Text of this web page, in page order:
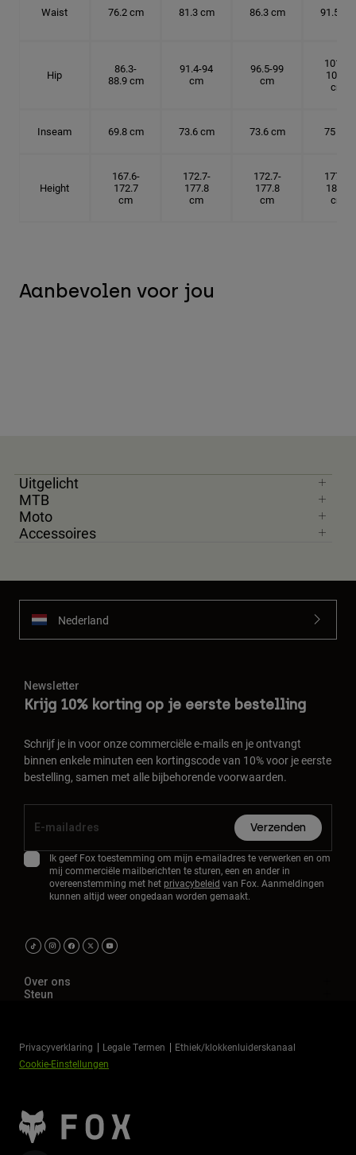
Waist 76.2 cm 81.3 cm 86.3 cm 91.5 cm
Hip
86.3-
88.9 cm
91.4-94
cm
96.5-99
cm
101.6-
104.1
cm
Inseam 69.8 cm 73.6 cm 73.6 cm 75 cm
Height
167.6-
172.7
cm
172.7-
177.8
cm
172.7-
177.8
cm
177.8-
182.9
cm
Aanbevolen voor jou
Uitgelicht
MTB
Moto
Accessoires
Nederland
Newsletter
Krijg 10% korting op je eerste bestelling
Schrijf je in voor onze commerciële e-mails en je ontvangt
binnen enkele minuten een kortingscode van 10% voor je eerste
bestelling, samen met alle bijbehorende voorwaarden.
Verzenden
Ik geef Fox toestemming om mijn e-mailadres te verwerken en om
mij commerciële mailberichten te sturen, een en ander in
overeenstemming met het privacybeleid van Fox. Aanmeldingen
kunnen altijd weer ongedaan worden gemaakt.
Over ons
Steun
Privacyverklaring Legale Termen
Ethiek/klokkenluiderskanaal
Cookie-Einstellungen